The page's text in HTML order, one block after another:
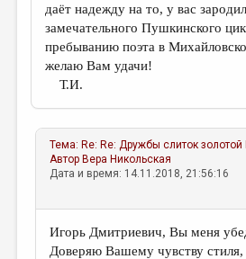
даёт надежду на то, у вас
замечательного Пушкинского
пребыванию поэта в
желаю Вам удачи!
Т.И.
Тема:Re: Re: Дружбы слиток золотой
АвторВера Никольская
Дата и время: 14.11.2018, 21:56:16
Игорь Дмитриевич, Вы меня
Доверяю Вашему чувству